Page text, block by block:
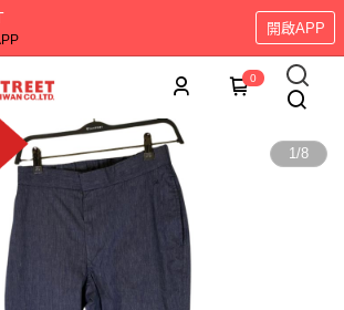
開啟APP
0
1/8